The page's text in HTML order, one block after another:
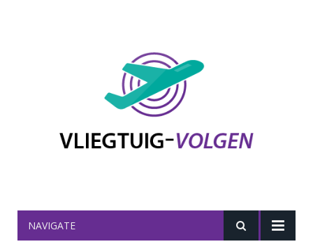
NAVIGATE